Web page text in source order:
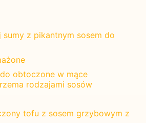
sumy z pikantnym sosem do
obtoczone w mące
rodzajami sosów
tofu z sosem grzybowym z